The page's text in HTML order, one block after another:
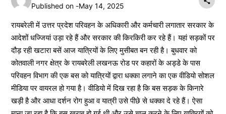
Published on -May 14, 2025
रायबरेली में उत्तर प्रदेश परिवहन के अधिकारी और कर्मचारी लगातार सरकार के
आदेशों धज्जियां उड़ा रहे हैं और सरकार की किरकिरी कर रहे हैं। यहां सड़कों पर
दौड़ रही खटारा बसें आज यात्रियों के लिए मुसीबत बन रही है। बुधवार को
कोतवाली नगर क्षेत्र के रायबरेली लखनऊ रोड पर कहारों के अड्डे के पास
परिवहन विभाग की एक बस को यात्रियों द्वारा धक्का लगाने का एक वीडियो सोशल
मीडिया पर वायरल हो गया है। वीडियो में दिख रहा है कि बस सड़क के किनारे
खड़ी है और आधा दर्शन रोग हुआ व यात्री उसे पीछे से धक्का दे रहे हैं। ऐसा